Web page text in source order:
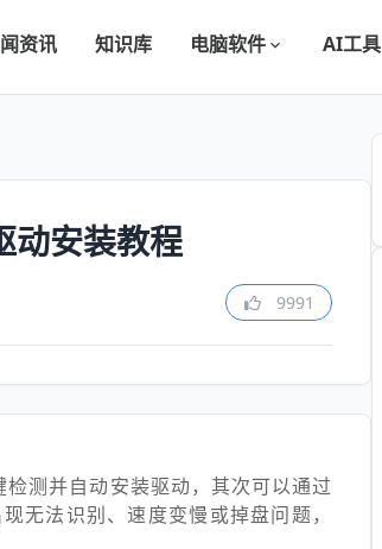
资讯 知识库 电脑软件 AI工具
动安装教程
9991
测并自动安装驱动，其次可以通过
无法识别、速度变慢或掉盘问题，